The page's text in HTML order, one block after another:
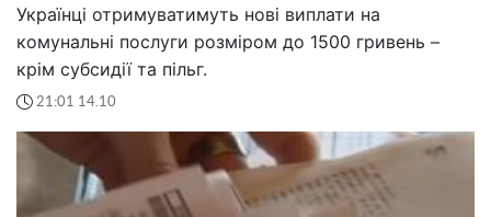
Українці отримуватимуть нові виплати на
комунальні послуги розміром до 1500 гривень –
крім субсидії та пільг.
21:01 14.10